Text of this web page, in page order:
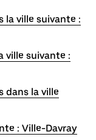
la ville suivante :
ville suivante :
dans la ville
: Ville-Davray